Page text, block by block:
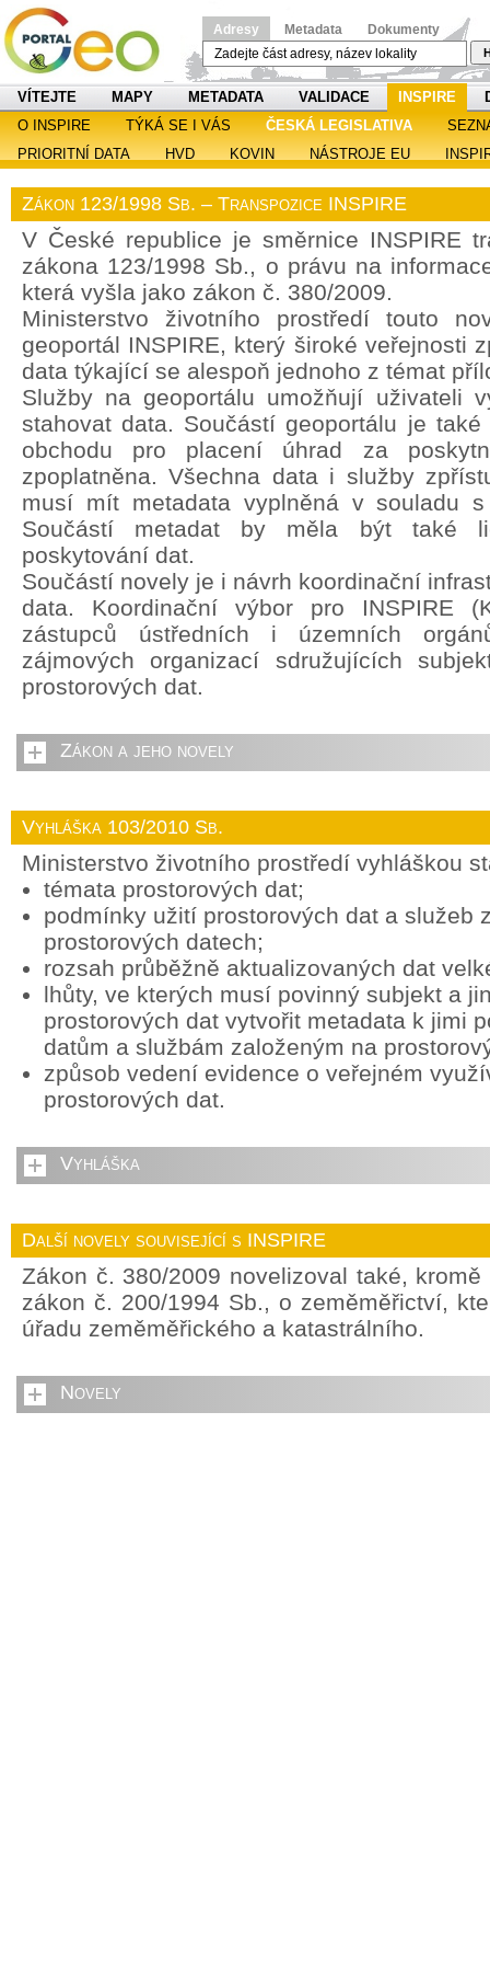
Adresy Metadata Dokumenty
VÍTEJTE MAPY METADATA VALIDACE INSPIRE
O INSPIRE
TÝKÁ SE I VÁS ČESKÁ LEGISLATIVA
PRIORITNÍ DATA
HVD KOVIN NÁSTROJE EU
Zákon 123/1998 Sb. – Transpozice INSPIRE
V České republice je směrnice INSPIRE
zákona 123/1998 Sb., o právu na
která vyšla jako zákon č. 380/2009.
Ministerstvo životního prostředí touto
geoportál INSPIRE, který široké veřejnosti
data týkající se alespoň jednoho z témat
Služby na geoportálu umožňují uživateli
stahovat data. Součástí geoportálu je také
obchodu pro placení úhrad za
zpoplatněna. Všechna data i služby
musí mít metadata vyplněná v souladu s
Součástí metadat by měla být také
poskytování dat.
Součástí novely je i návrh koordinační
data. Koordinační výbor pro INSPIRE
zástupců ústředních i územních
zájmových organizací sdružujících
prostorových dat.
Zákon a jeho novely
Vyhláška 103/2010 Sb.
Ministerstvo životního prostředí vyhláškou
témata prostorových dat;
podmínky užití prostorových dat a služeb
prostorových datech;
rozsah průběžně aktualizovaných dat
lhůty, ve kterých musí povinný subjekt a
prostorových dat vytvořit metadata k jimi
datům a službám založeným na
způsob vedení evidence o veřejném
prostorových dat.
Vyhláška
Další novely související s INSPIRE
Zákon č. 380/2009 novelizoval také,
zákon č. 200/1994 Sb., o zeměměřictví,
úřadu zeměměřického a katastrálního.
Novely